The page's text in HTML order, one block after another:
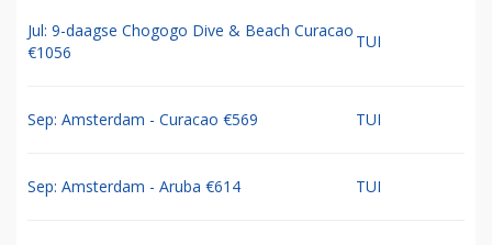
Jul: 9-daagse Chogogo Dive & Beach Curacao
€1056
TUI
Sep: Amsterdam - Curacao €569 TUI
Sep: Amsterdam - Aruba €614 TUI